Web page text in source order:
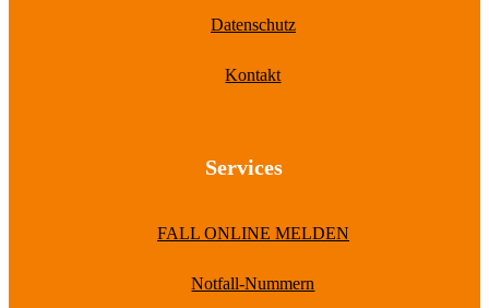
Datenschutz
Kontakt
Services
FALL ONLINE MELDEN
Notfall-Nummern